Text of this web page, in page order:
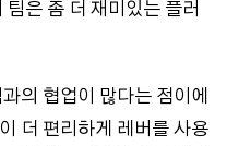
은 좀 더 재미있는 플러
의 협업이 많다는 점이에
더 편리하게 레버를 사용